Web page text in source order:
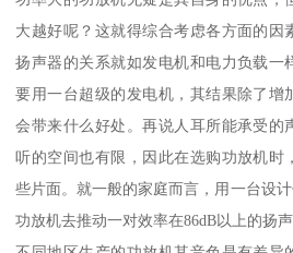
大越好呢？这就得综合考虑各方面的因
扬声器的关系就如发电机和电力负载一
要用一台超级的发电机，其结果除了增
会带来什么好处。再说人耳所能承受的
听的空间也有限，因此在选购功放机时
些片面。就一般的家庭而言，用一台设
功放机去推动一对效率在86dB以上的扬